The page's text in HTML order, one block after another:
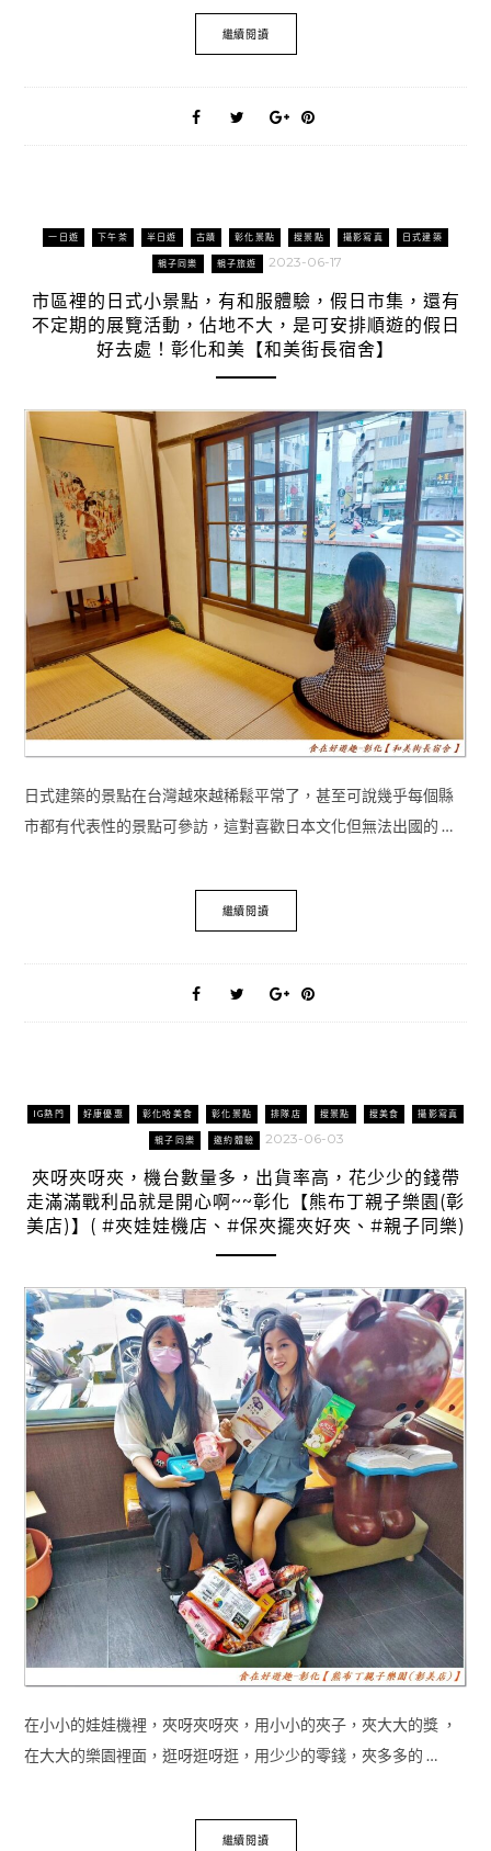
繼續閱讀
一日遊 下午茶 半日遊 古蹟 彰化景點 搜景點 攝影寫真 日式建築
親子同樂 親子旅遊 2023-06-17
市區裡的日式小景點，有和服體驗，假日市集，還有
不定期的展覽活動，佔地不大，是可安排順遊的假日
好去處！彰化和美【和美街長宿舍】
日式建築的景點在台灣越來越稀鬆平常了，甚至可說幾乎每個縣
市都有代表性的景點可參訪，這對喜歡日本文化但無法出國的 …
繼續閱讀
IG熱門 好康優惠 彰化哈美食 彰化景點 排隊店 搜景點 搜美食 攝影寫真
親子同樂 邀約體驗 2023-06-03
夾呀夾呀夾，機台數量多，出貨率高，花少少的錢帶
走滿滿戰利品就是開心啊~~彰化【熊布丁親子樂園(彰
美店)】( #夾娃娃機店、#保夾擺夾好夾、#親子同樂)
在小小的娃娃機裡，夾呀夾呀夾，用小小的夾子，夾大大的獎 ，
在大大的樂園裡面，逛呀逛呀逛，用少少的零錢，夾多多的 …
繼續閱讀